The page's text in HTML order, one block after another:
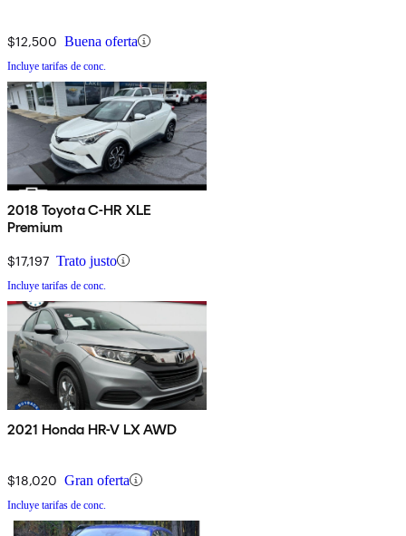
$12,500 Buena oferta
Incluye tarifas de conc.
2018 Toyota C-HR XLE
Premium
$17,197 Trato justo
Incluye tarifas de conc.
2021 Honda HR-V LX AWD
$18,020 Gran oferta
Incluye tarifas de conc.